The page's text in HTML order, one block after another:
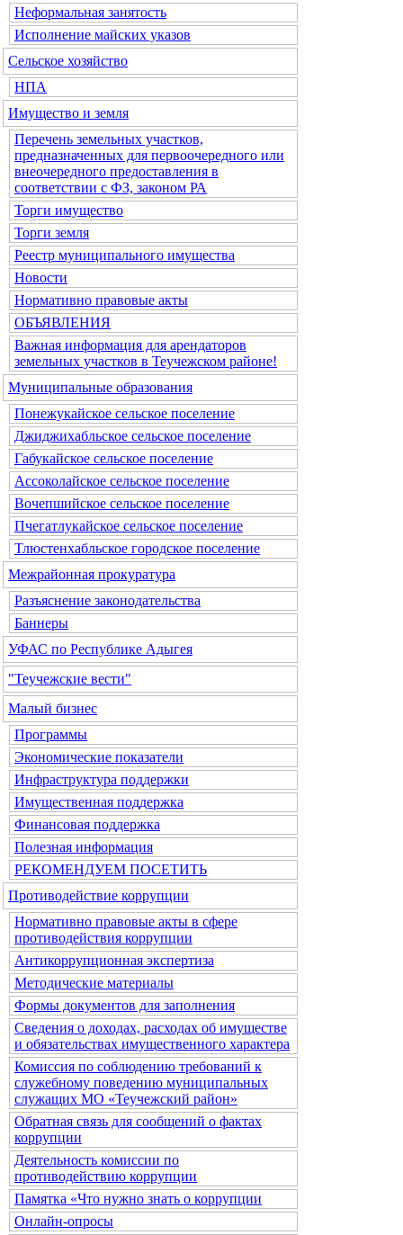
Неформальная занятость
Исполнение майских указов
Сельское хозяйство
НПА
Имущество и земля
Перечень земельных участков,
предназначенных для первоочередного или
внеочередного предоставления в
соответствии с ФЗ, законом РА
Торги имущество
Торги земля
Реестр муниципального имущества
Новости
Нормативно правовые акты
ОБЪЯВЛЕНИЯ
Важная информация для арендаторов
земельных участков в Теучежском районе!
Муниципальные образования
Понежукайское сельское поселение
Джиджихабльское сельское поселение
Габукайское сельское поселение
Ассоколайское сельское поселение
Вочепшийское сельское поселение
Пчегатлукайское сельское поселение
Тлюстенхабльское городское поселение
Межрайонная прокуратура
Разъяснение законодательства
Баннеры
УФАС по Республике Адыгея
"Теучежские вести"
Малый бизнес
Программы
Экономические показатели
Инфраструктура поддержки
Имущественная поддержка
Финансовая поддержка
Полезная информация
РЕКОМЕНДУЕМ ПОСЕТИТЬ
Противодействие коррупции
Нормативно правовые акты в сфере
противодействия коррупции
Антикоррупционная экспертиза
Методические материалы
Формы документов для заполнения
Сведения о доходах, расходах об имуществе
и обязательствах имущественного характера
Комиссия по соблюдению требований к
служебному поведению муниципальных
служащих МО «Теучежский район»
Обратная связь для сообщений о фактах
коррупции
Деятельность комиссии по
противодействию коррупции
Памятка «Что нужно знать о коррупции
Онлайн-опросы